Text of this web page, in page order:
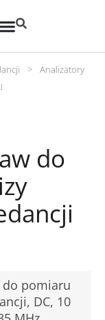
>
Analizatory
do
do pomiaru
DC, 10